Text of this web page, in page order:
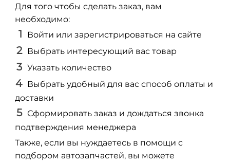
Для того чтобы сделать заказ, вам
необходимо:
Войти или зарегистрироваться на сайте
Выбрать интересующий вас товар
Указать количество
Выбрать удобный для вас способ оплаты и
доставки
Сформировать заказ и дождаться звонка
подтверждения менеджера
Также, если вы нуждаетесь в помощи с
подбором автозапчастей, вы можете